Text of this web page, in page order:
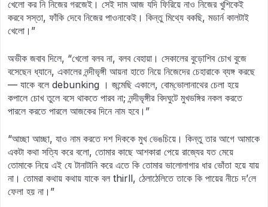
খেলো কর নি নিজের গরজেই। সেই দাম আজ যদি ফিরিয়ে নাও নিজের খুশিকেই
করবে সস্তা, ফাঁকি দেবে নিজের পাওনাকেই। কিন্তু মিথ্যে বকছি, মডার্ন কালটাই
খেলো।”
অভীক জবাব দিলে, “খেলো বলব না, বলব বেহায়া। সেকালের বুড়োশিব চোখ বুজে
বসেছেন ধ্যানে, একালের নন্দীভৃঙ্গী আয়না হাতে নিয়ে নিজেদের চেহারাকে ব্যঙ্গ করছে
— যাকে বলে debunking । জন্মেছি একালে, বোম্‌ভোলানাথের চেলা হয়ে
কপালে চোখ তুলে বসে থাকতে পারব না; নন্দীভৃঙ্গীর বিদঘুটে মুখভঙ্গির নকল করতে
পারলে করতে পারলে আজকের দিনে নাম হবে।”
“আচ্ছা আচ্ছা, যাও নাম করতে দশ দিককে মুখ ভেঙচিয়ে। কিন্তু তার আগে আমাকে
একটা কথা সত্যি করে বলো, তোমার কাছে আশকারা পেয়ে রাজ্যের যত মেয়ে
তোমাকে নিয়ে এই যে টানাটানি করে এতে কি তোমার ভালোলাগার ধার ভোঁতা হয়ে যায়
না। তোমরা কথায় কথায় যাকে বল thirll, ঠেলাঠেলিতে তাকে কি পায়ের নীচে দ’লে
ফেলা হয় না।”